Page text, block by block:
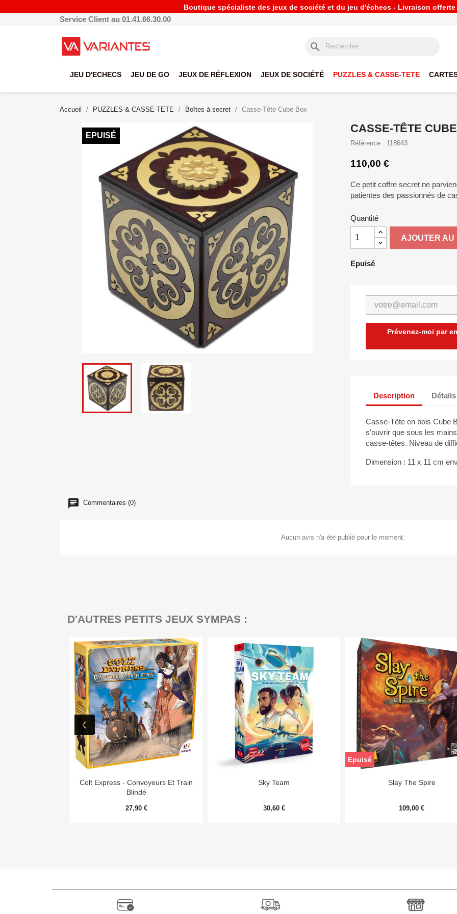
Boutique spécialiste des jeux de société et du jeu d'échecs - Livraison offerte
Service Client au 01.41.66.30.00
search
JEU D'ECHECS JEU DE GO JEUX DE RÉFLEXION JEUX DE SOCIÉTÉ PUZZLES & CASSE-TETE
Accueil PUZZLES & CASSE-TETE Boîtes à secret Casse-Tête Cube Box
EPUISÉ
CASSE-TÊTE
Référence : 118643
110,00 €
Ce petit coffre secret ne
patientes des passionnés de
Quantité
AJOUTER AU
Epuisé
Prévenez-moi par
Description
Casse-Tête en bois Cube
s'ouvrir que sous les
casse-têtes. Niveau de
Dimension : 11 x 11 cm
Commentaires (0)
Aucun avis n'a été publié pour le moment.
D'AUTRES PETITS JEUX SYMPAS :
Aperçu rapide
Colt Express - Convoyeurs Et Train
Blindé
27,90 €
Aperçu rapide
Sky Team
30,60 €
Aperçu rapide
Slay The Spire
109,00 €
Epuisé